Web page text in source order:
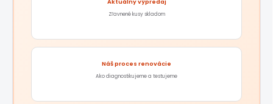
Aktuálny výpredaj
Zľavnené kusy skladom
Náš proces renovácie
Ako diagnostikujeme a testujeme